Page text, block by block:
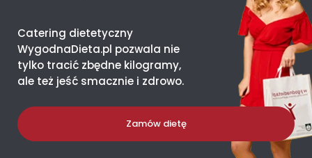
Catering dietetyczny
WygodnaDieta.pl pozwala nie
tylko tracić zbędne kilogramy,
ale też jeść smacznie i zdrowo.
Zamów dietę